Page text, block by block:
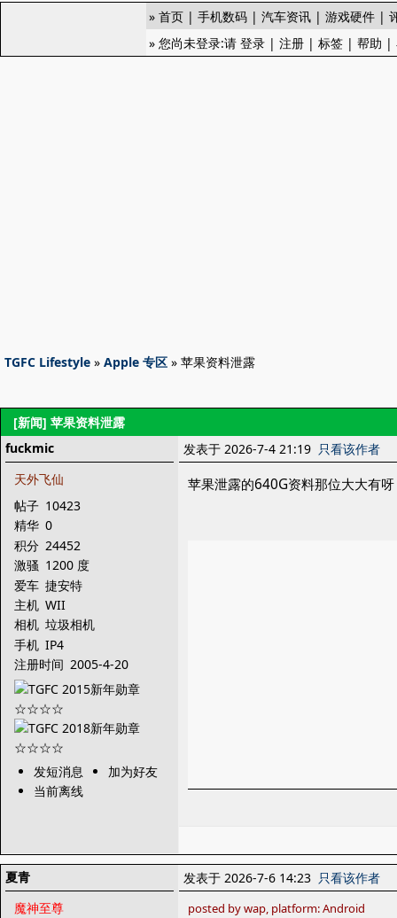
» 首页 | 手机数码 | 汽车资讯 | 游戏硬件 |
» 您尚未登录:请 登录 | 注册 | 标签 | 帮助 |
TGFC Lifestyle » Apple 专区 » 苹果资料泄露
[新闻] 苹果资料泄露
fuckmic
天外飞仙
帖子 10423
精华 0
积分 24452
激骚 1200 度
爱车 捷安特
主机 WII
相机 垃圾相机
手机 IP4
注册时间 2005-4-20
发短消息
加为好友
当前离线
发表于 2026-7-4 21:19 只看该作者
苹果泄露的640G资料那位大大有呀
夏青
魔神至尊
发表于 2026-7-6 14:23 只看该作者
posted by wap, platform: Android